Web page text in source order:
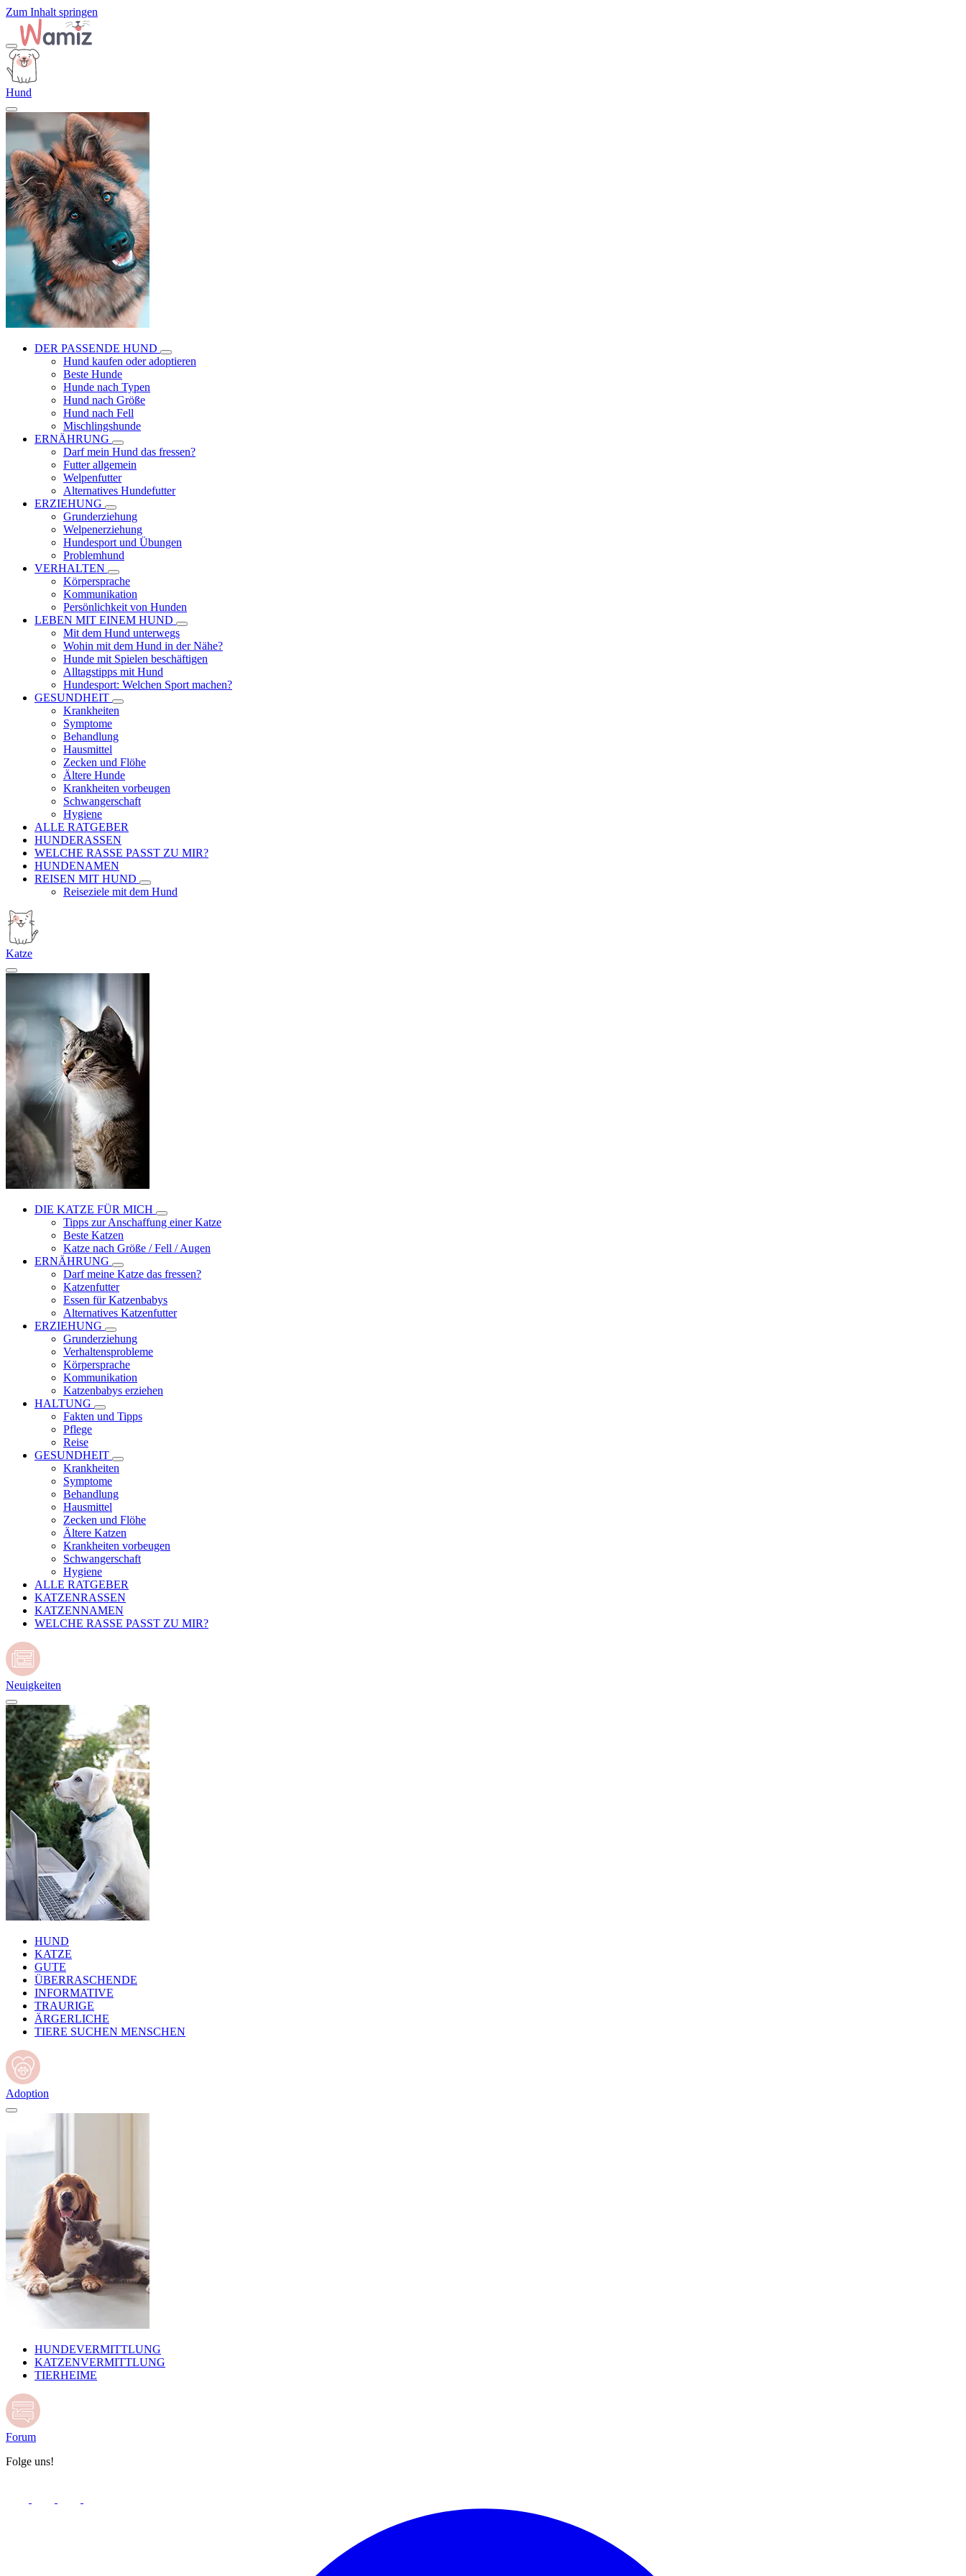
Zum Inhalt springen
Hund
DER PASSENDE HUND
Hund kaufen oder adoptieren
Beste Hunde
Hunde nach Typen
Hund nach Größe
Hund nach Fell
Mischlingshunde
ERNÄHRUNG
Darf mein Hund das fressen?
Futter allgemein
Welpenfutter
Alternatives Hundefutter
ERZIEHUNG
Grunderziehung
Welpenerziehung
Hundesport und Übungen
Problemhund
VERHALTEN
Körpersprache
Kommunikation
Persönlichkeit von Hunden
LEBEN MIT EINEM HUND
Mit dem Hund unterwegs
Wohin mit dem Hund in der Nähe?
Hunde mit Spielen beschäftigen
Alltagstipps mit Hund
Hundesport: Welchen Sport machen?
GESUNDHEIT
Krankheiten
Symptome
Behandlung
Hausmittel
Zecken und Flöhe
Ältere Hunde
Krankheiten vorbeugen
Schwangerschaft
Hygiene
ALLE RATGEBER
HUNDERASSEN
WELCHE RASSE PASST ZU MIR?
HUNDENAMEN
REISEN MIT HUND
Reiseziele mit dem Hund
Katze
DIE KATZE FÜR MICH
Tipps zur Anschaffung einer Katze
Beste Katzen
Katze nach Größe / Fell / Augen
ERNÄHRUNG
Darf meine Katze das fressen?
Katzenfutter
Essen für Katzenbabys
Alternatives Katzenfutter
ERZIEHUNG
Grunderziehung
Verhaltensprobleme
Körpersprache
Kommunikation
Katzenbabys erziehen
HALTUNG
Fakten und Tipps
Pflege
Reise
GESUNDHEIT
Krankheiten
Symptome
Behandlung
Hausmittel
Zecken und Flöhe
Ältere Katzen
Krankheiten vorbeugen
Schwangerschaft
Hygiene
ALLE RATGEBER
KATZENRASSEN
KATZENNAMEN
WELCHE RASSE PASST ZU MIR?
Neuigkeiten
HUND
KATZE
GUTE
ÜBERRASCHENDE
INFORMATIVE
TRAURIGE
ÄRGERLICHE
TIERE SUCHEN MENSCHEN
Adoption
HUNDEVERMITTLUNG
KATZENVERMITTLUNG
TIERHEIME
Forum
Folge uns!